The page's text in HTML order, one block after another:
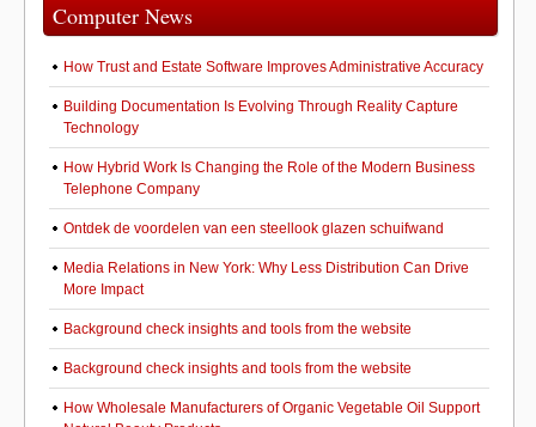
Computer News
How Trust and Estate Software Improves Administrative Accuracy
Building Documentation Is Evolving Through Reality Capture
Technology
How Hybrid Work Is Changing the Role of the Modern Business
Telephone Company
Ontdek de voordelen van een steellook glazen schuifwand
Media Relations in New York: Why Less Distribution Can Drive
More Impact
Background check insights and tools from the website
Background check insights and tools from the website
How Wholesale Manufacturers of Organic Vegetable Oil Support